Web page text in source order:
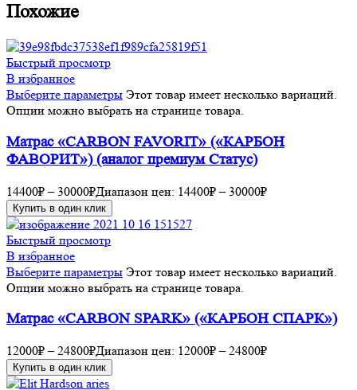
Похожие
Быстрый просмотр
В избранное
Выберите параметры Этот товар имеет несколько вариаций.
Опции можно выбрать на странице товара.
Матрас «CARBON FAVORIT» («КАРБОН
ФАВОРИТ») (аналог премиум Статус)
14400₽ – 30000₽Диапазон цен: 14400₽ – 30000₽
Купить в один клик
Быстрый просмотр
В избранное
Выберите параметры Этот товар имеет несколько вариаций.
Опции можно выбрать на странице товара.
Матрас «CARBON SPARK» («КАРБОН СПАРК»)
12000₽ – 24800₽Диапазон цен: 12000₽ – 24800₽
Купить в один клик